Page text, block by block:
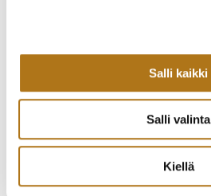
Salli kaikki
Salli valinta
Kiellä